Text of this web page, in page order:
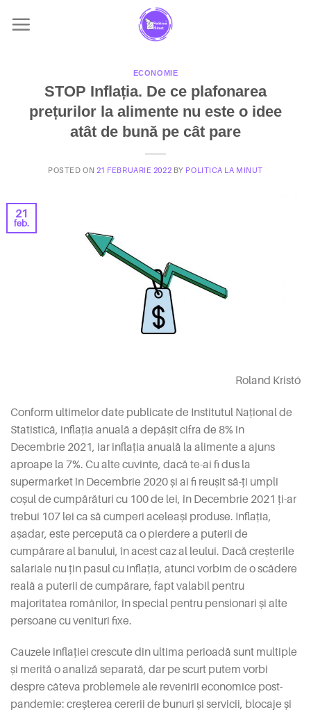
ECONOMIE
STOP Inflația. De ce plafonarea
prețurilor la alimente nu este o idee
atât de bună pe cât pare
POSTED ON 21 FEBRUARIE 2022 BY POLITICA LA MINUT
21
feb.
Roland Kristó
Conform ultimelor date publicate de Institutul Național de
Statistică, inflația anuală a depășit cifra de 8% în
Decembrie 2021, iar inflația anuală la alimente a ajuns
aproape la 7%. Cu alte cuvinte, dacă te-ai fi dus la
supermarket în Decembrie 2020 și ai fi reușit să-ți umpli
coșul de cumpărături cu 100 de lei, în Decembrie 2021 ți-ar
trebui 107 lei ca să cumperi aceleași produse. Inflația,
așadar, este percepută ca o pierdere a puterii de
cumpărare al banului, în acest caz al leului. Dacă creșterile
salariale nu țin pasul cu inflația, atunci vorbim de o scădere
reală a puterii de cumpărare, fapt valabil pentru
majoritatea românilor, în special pentru pensionari și alte
persoane cu venituri fixe.
Cauzele inflației crescute din ultima perioadă sunt multiple
și merită o analiză separată, dar pe scurt putem vorbi
despre câteva problemele ale revenirii economice post-
pandemie: creșterea cererii de bunuri și servicii, blocaje și